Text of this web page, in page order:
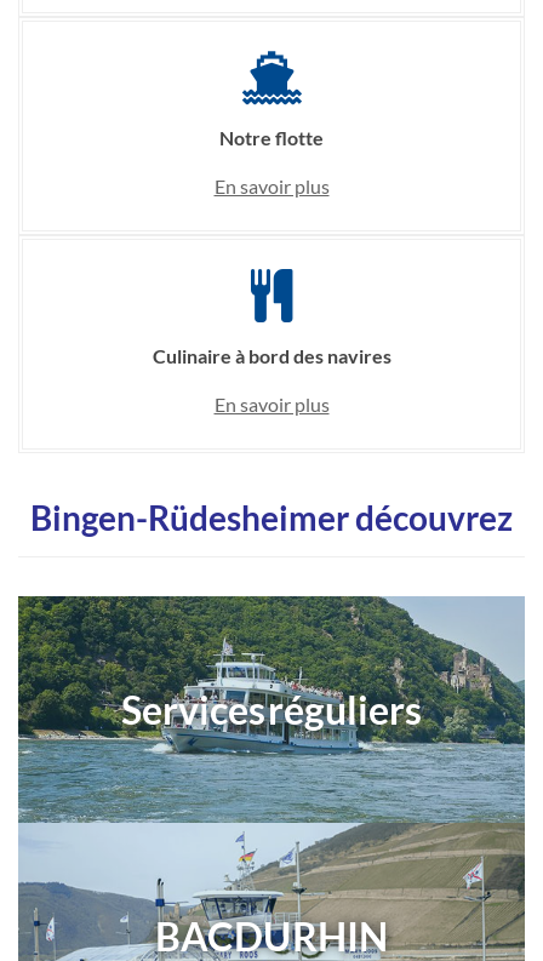
Notre flotte
En savoir plus
Culinaire à bord des navires
En savoir plus
Bingen-Rüdesheimer découvrez
Services réguliers
BAC DU RHIN